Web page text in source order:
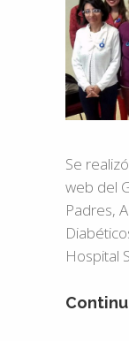
Se
web del
Padres,
Hospital